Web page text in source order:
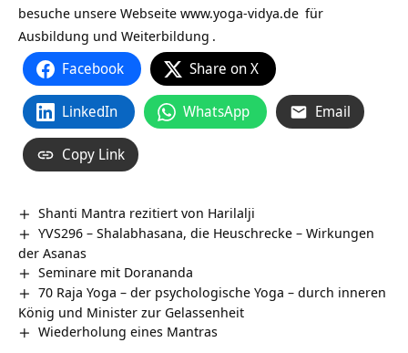
besuche unsere Webseite www.yoga-vidya.de für
Ausbildung und Weiterbildung .
Facebook Share on X
LinkedIn WhatsApp Email
Copy Link
Shanti Mantra rezitiert von Harilalji
YVS296 – Shalabhasana, die Heuschrecke – Wirkungen
der Asanas
Seminare mit Dorananda
70 Raja Yoga – der psychologische Yoga – durch inneren
König und Minister zur Gelassenheit
Wiederholung eines Mantras